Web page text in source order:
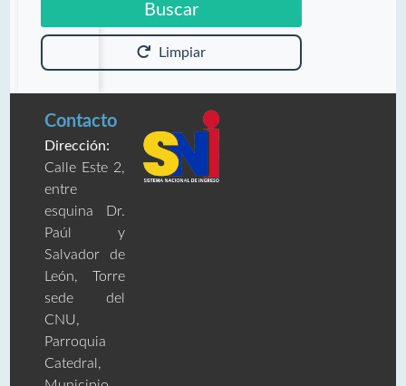
Buscar
Limpiar
Contacto
Dirección:
Calle Este 2,
entre
esquina Dr.
Paúl y
Salvador de
León, Torre
sede del
CNU,
Parroquia
Catedral,